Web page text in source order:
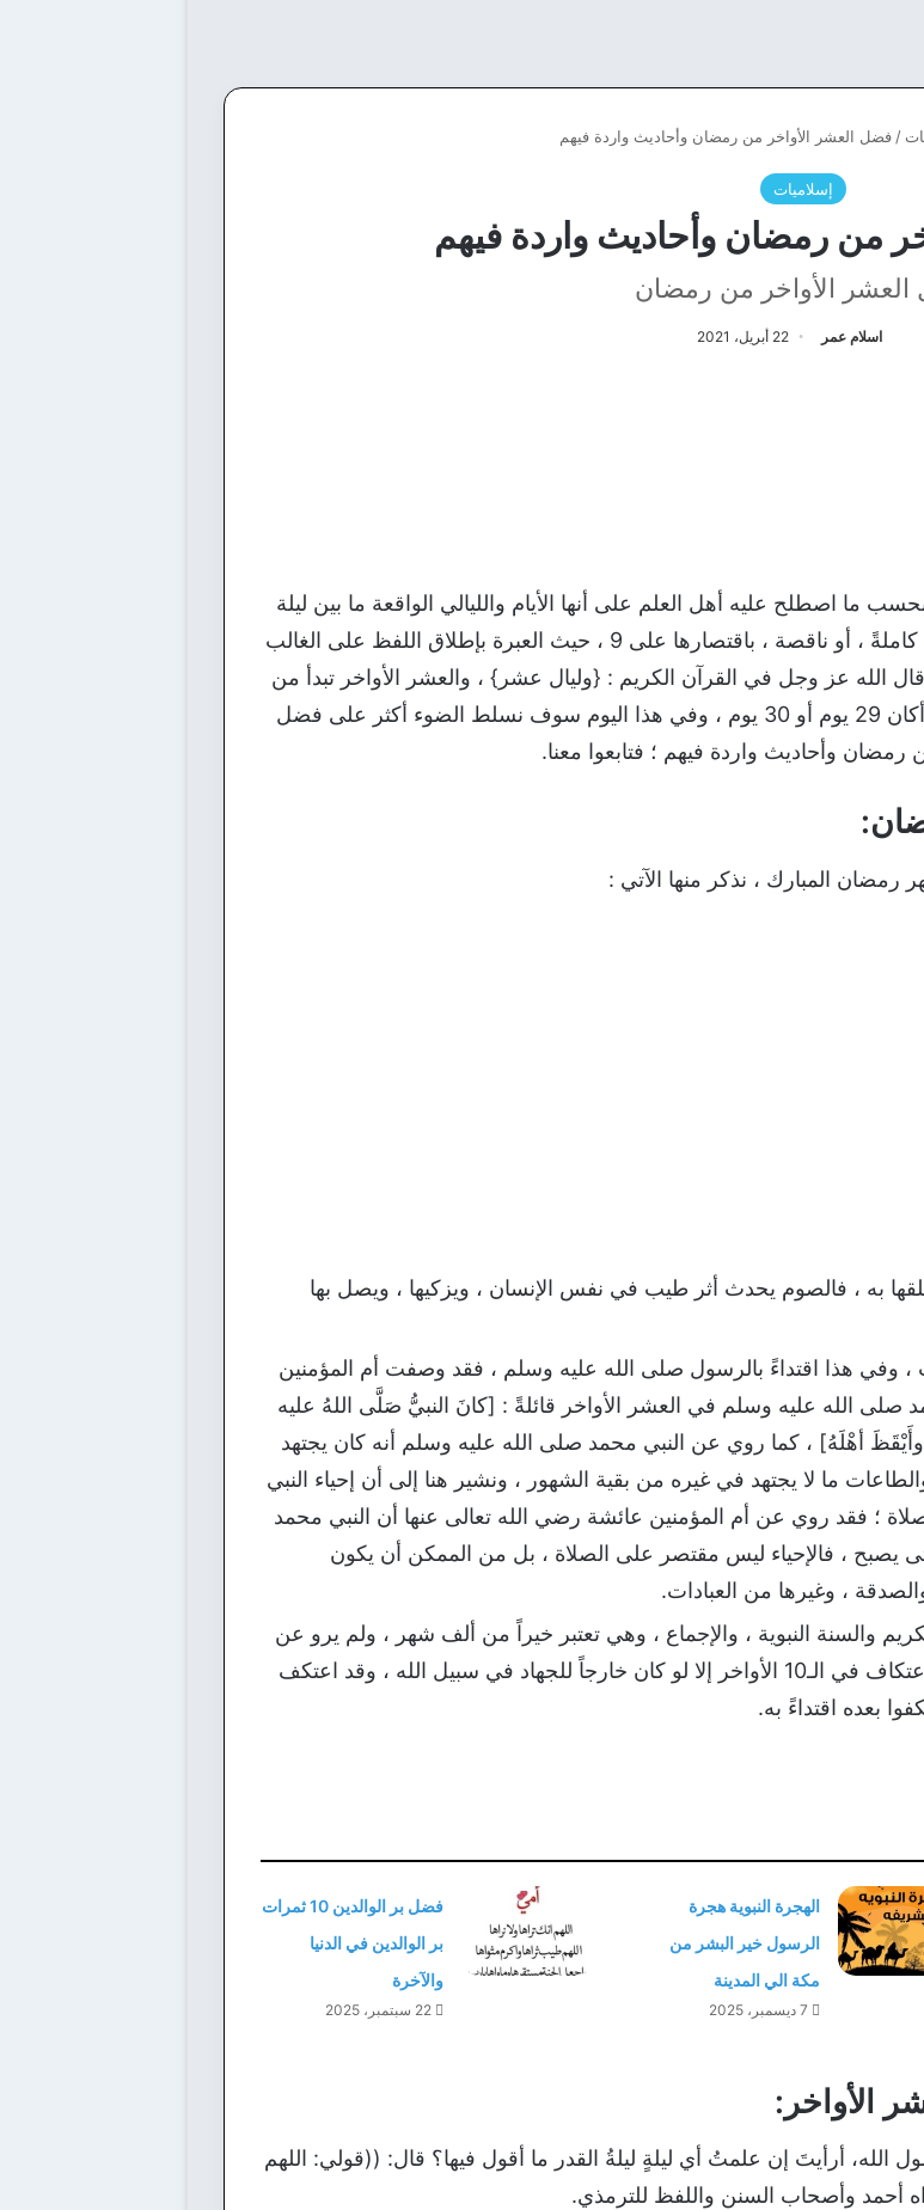
/ فضل العشر الأواخر من رمضان وأحاديث واردة فيهم
إسلاميات
من رمضان وأحاديث واردة فيهم
الأواخر من رمضان
اسلام عمر 22 أبريل، 2021
اصطلح عليه أهل العلم على أنها الأيام والليالي الواقعة ما بين ليلة
الـ21 من شهر رمضان لآخره ، سواءً كانت عشرةً كاملةً ، أو ناقصة ، باقتصارها على 9 ، حيث العبرة بإطلاق اللفظ على الغالب
مع ليالها ، فقد قال الله عز وجل في القرآن الكريم : {وليال عشر} ، والعشر الأواخر تبدأ من
ليلة الـ21 من شهر رمضان المبارك بغض النظر أكان 29 يوم أو 30 يوم ، وفي هذا اليوم سوف نسلط الضوء أكثر على فضل
رمضان وأحاديث واردة فيهم ؛ فتابعوا معنا.
به ، فالصوم يحدث أثر طيب في نفس الإنسان ، ويزكيها ، ويصل بها
وفي هذا اقتداءً بالرسول صلى الله عليه وسلم ، فقد وصفت أم المؤمنين
صلى الله عليه وسلم في العشر الأواخر قائلةً : [كانَ النبيُّ صَلَّى اللهُ عليه
أهْلَهُ] ، كما روي عن النبي محمد صلى الله عليه وسلم أنه كان يجتهد
ما لا يجتهد في غيره من بقية الشهور ، ونشير هنا إلى أن إحياء النبي
بالصلاة ؛ فقد روي عن أم المؤمنين عائشة رضي الله تعالى عنها أن النبي محمد
يصبح ، فالإحياء ليس مقتصر على الصلاة ، بل من الممكن أن يكون
، وغيرها من العبادات.
والسنة النبوية ، والإجماع ، وهي تعتبر خيراً من ألف شهر ، ولم يرو عن
النبي محمد صلى الله عليه وسلم أنه ترك الاعتكاف في الـ10 الأواخر إلا لو كان خارجاً للجهاد في سبيل الله ، وقد اعتكف
بعده اقتداءً به.
الهجرة النبوية هجرة
الرسول خير البشر من
مكة الي المدينة
7 ديسمبر، 2025
فضل بر الوالدين 10 ثمرات
بر الوالدين في الدنيا
والآخرة
22 سبتمبر، 2025
الأواخر:
أرأيتَ إن علمتُ أي ليلةٍ ليلةُ القدر ما أقول فيها؟ قال: ((قولي: اللهم
أحمد وأصحاب السنن واللفظ للترمذي.